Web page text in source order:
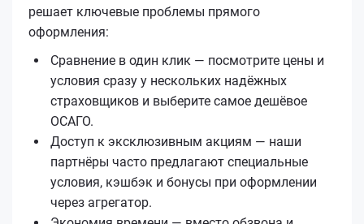
решает ключевые проблемы прямого
оформления:
Сравнение в один клик — посмотрите цены и
условия сразу у нескольких надёжных
страховщиков и выберите самое дешёвое
ОСАГО.
Доступ к эксклюзивным акциям — наши
партнёры часто предлагают специальные
условия, кэшбэк и бонусы при оформлении
через агрегатор.